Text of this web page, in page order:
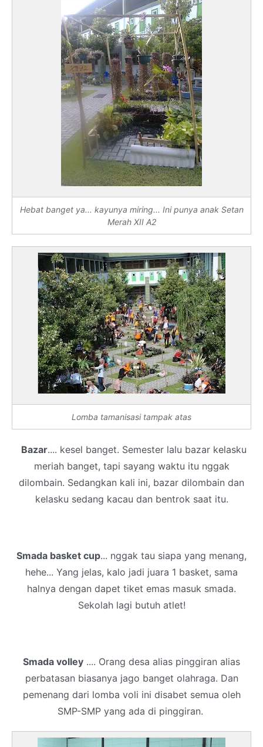
Hebat banget ya... kayunya miring... Ini punya anak Setan
Merah XII A2
Lomba tamanisasi tampak atas
Bazar.... kesel banget. Semester lalu bazar kelasku
meriah banget, tapi sayang waktu itu nggak
dilombain. Sedangkan kali ini, bazar dilombain dan
kelasku sedang kacau dan bentrok saat itu.
Smada basket cup... nggak tau siapa yang menang,
hehe... Yang jelas, kalo jadi juara 1 basket, sama
halnya dengan dapet tiket emas masuk smada.
Sekolah lagi butuh atlet!
Smada volley .... Orang desa alias pinggiran alias
perbatasan biasanya jago banget olahraga. Dan
pemenang dari lomba voli ini disabet semua oleh
SMP-SMP yang ada di pinggiran.